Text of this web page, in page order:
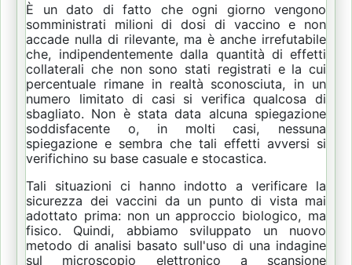
È un dato di fatto che ogni giorno vengono
somministrati milioni di dosi di vaccino e non
accade nulla di rilevante, ma è anche irrefutabile
che, indipendentemente dalla quantità di effetti
collaterali che non sono stati registrati e la cui
percentuale rimane in realtà sconosciuta, in un
numero limitato di casi si verifica qualcosa di
sbagliato. Non è stata data alcuna spiegazione
soddisfacente o, in molti casi, nessuna
spiegazione e sembra che tali effetti avversi si
verifichino su base casuale e stocastica.
Tali situazioni ci hanno indotto a verificare la
sicurezza dei vaccini da un punto di vista mai
adottato prima: non un approccio biologico, ma
fisico. Quindi, abbiamo sviluppato un nuovo
metodo di analisi basato sull'uso di una indagine
sul microscopio elettronico a scansione